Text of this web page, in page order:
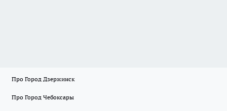
Про Город Дзержинск
Про Город Чебоксары